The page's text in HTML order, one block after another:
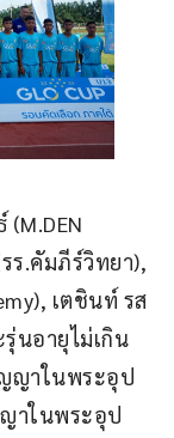
รร.คัมภีร์วิทยา),
เตชินท์ รส
นอายุไม่เกิน
ญาในพระอุป
าในพระอุป